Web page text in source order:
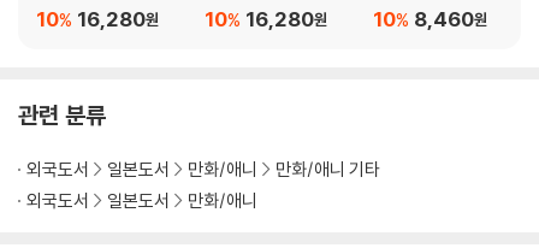
リミックス 絆
16,280원
10%
リミックス 絆
16,280원
10%
駒高校との戰い
8,460원
10%
관련 분류
외국도서 일본도서 만화/애니
만화/애니 기타
외국도서
일본도서 만화/애니